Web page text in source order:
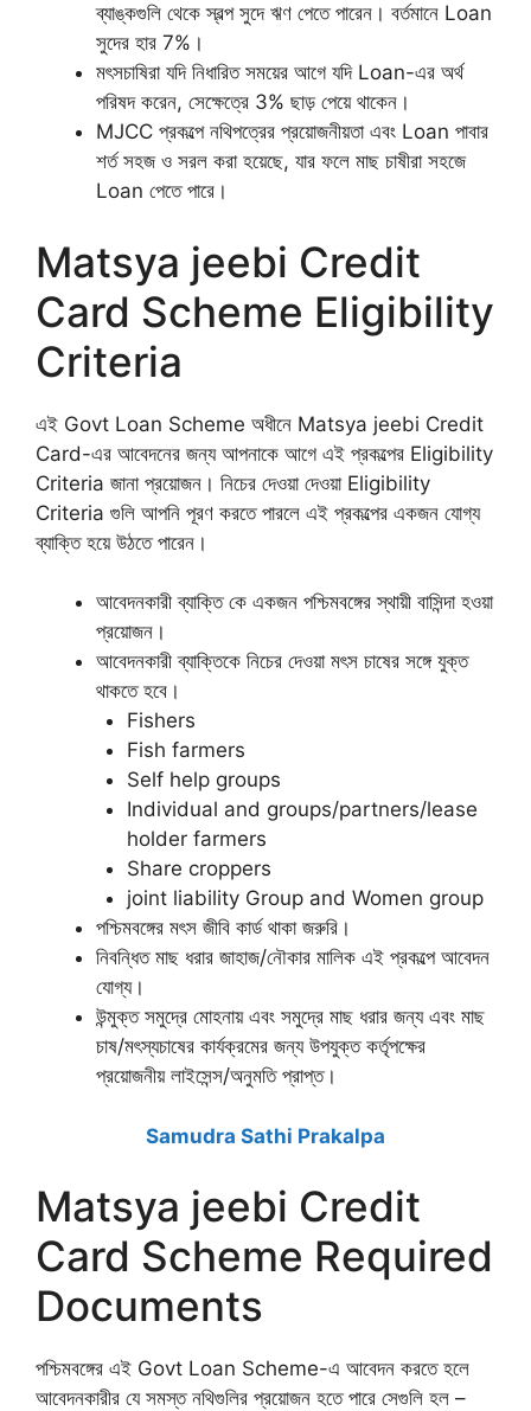
ব্যাঙ্কগুলি থেকে স্বল্প সুদে ঋণ পেতে পারেন। বর্তমানে Loan
সুদের হার 7%।
মৎসচাষিরা যদি নিধারিত সময়ের আগে যদি Loan-এর অর্থ
পরিষদ করেন, সেক্ষেত্রে 3% ছাড় পেয়ে থাকেন।
MJCC প্রকল্পে নথিপত্রের প্রয়োজনীয়তা এবং Loan পাবার
শর্ত সহজ ও সরল করা হয়েছে, যার ফলে মাছ চাষীরা সহজে
Loan পেতে পারে।
Matsya jeebi Credit
Card Scheme Eligibility
Criteria
এই Govt Loan Scheme অধীনে Matsya jeebi Credit
Card-এর আবেদনের জন্য আপনাকে আগে এই প্রকল্পের Eligibility
Criteria জানা প্রয়োজন। নিচের দেওয়া দেওয়া Eligibility
Criteria গুলি আপনি পূরণ করতে পারলে এই প্রকল্পের একজন যোগ্য
ব্যাক্তি হয়ে উঠতে পারেন।
আবেদনকারী ব্যাক্তি কে একজন পশ্চিমবঙ্গের স্থায়ী বাসিন্দা হওয়া
প্রয়োজন।
আবেদনকারী ব্যাক্তিকে নিচের দেওয়া মৎস চাষের সঙ্গে যুক্ত
থাকতে হবে।
Fishers
Fish farmers
Self help groups
Individual and groups/partners/lease
holder farmers
Share croppers
joint liability Group and Women group
পশ্চিমবঙ্গের মৎস জীবি কার্ড থাকা জরুরি।
নিবন্ধিত মাছ ধরার জাহাজ/নৌকার মালিক এই প্রকল্পে আবেদন
যোগ্য।
উন্মুক্ত সমুদ্রে মোহনায় এবং সমুদ্রে মাছ ধরার জন্য এবং মাছ
চাষ/মৎস্যচাষের কার্যক্রমের জন্য উপযুক্ত কর্তৃপক্ষের
প্রয়োজনীয় লাইসেন্স/অনুমতি প্রাপ্ত।
Samudra Sathi Prakalpa
Matsya jeebi Credit
Card Scheme Required
Documents
পশ্চিমবঙ্গের এই Govt Loan Scheme-এ আবেদন করতে হলে
আবেদনকারীর যে সমস্ত নথিগুলির প্রয়োজন হতে পারে সেগুলি হল –